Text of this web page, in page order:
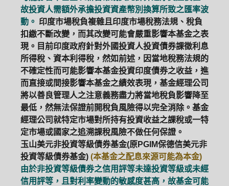
故投資人需額外承擔投資資產幣別換算所致之匯率波
動。 印度市場稅負複雜且印度市場稅務法規、稅負
扣繳不斷改變，而其改變可能會嚴重影響本基金之表
現。目前印度政府針對外國投資人投資債券課徵利息
所得稅、資本利得稅，然如前述，因當地稅務法規的
不確定性而可能影響本基金投資印度債券之收益，進
而直接或間接影響本基金之績效表現，基金經理公司
將以善良管理人之注意義務盡力將當地稅負影響降至
最低，然無法保證前開稅負風險得以完全消除。基金
經理公司就特定市場對所持有投資收益之課稅或一特
定市場或國家之追溯課稅風險不做任何保證。
玉山美元非投資等級債券基金(原PGIM保德信美元非
投資等級債券基金) (本基金之配息來源可能為本金)
由於非投資等級債券之信用評等未達投資等級或未經
信用評等，且對利率變動的敏感度甚高，故基金可能